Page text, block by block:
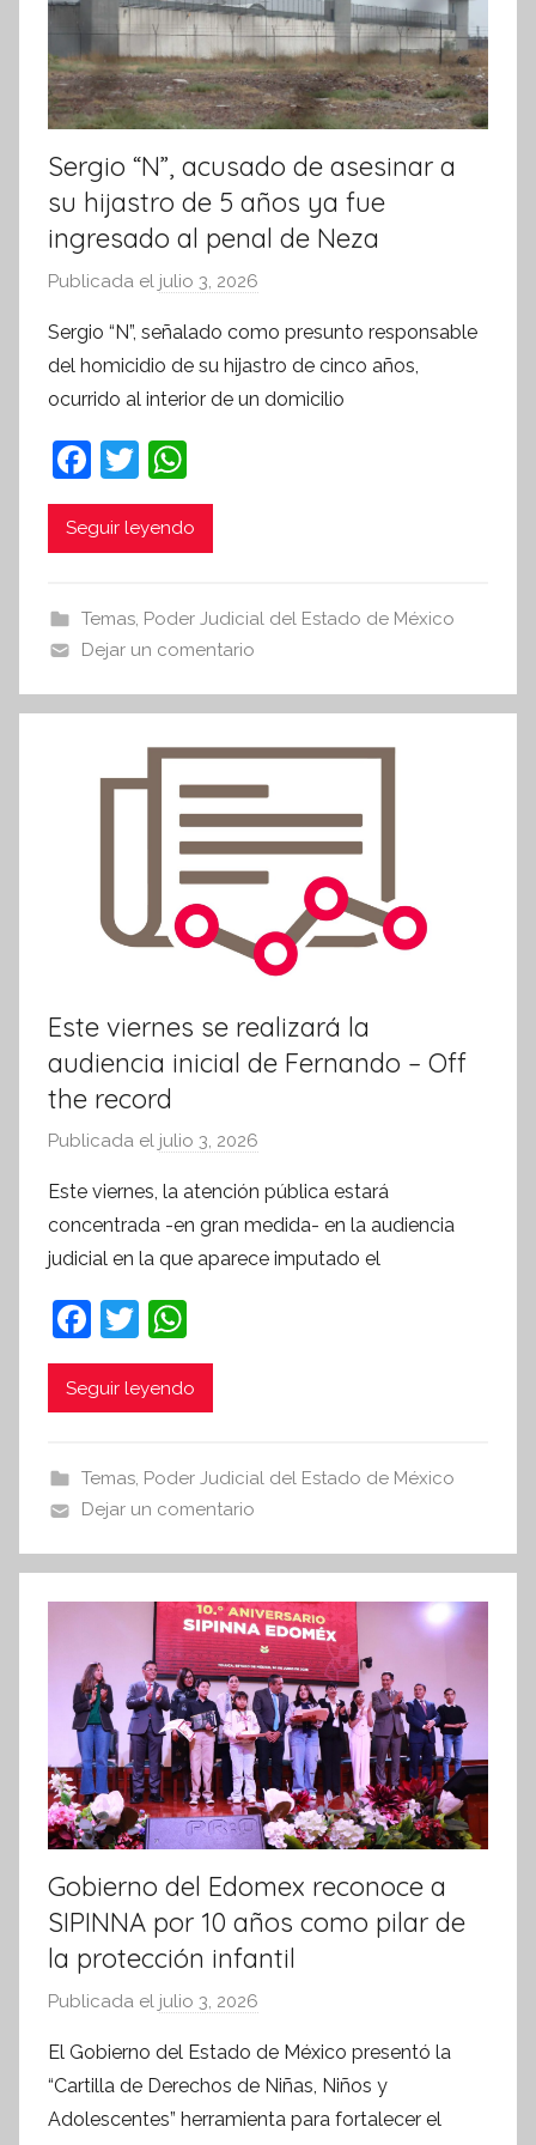
i
v
a
Sergio “N”, acusado de asesinar a
su hijastro de 5 años ya fue
ingresado al penal de Neza
Publicada el julio 3, 2026
r
S
I
o
r
m
a
t
i
a
Sergio “N”, señalado como presunto responsable
del homicidio de su hijastro de cinco años,
ocurrido al interior de un domicilio
F
a
c
b
o
o
k
T
w
itt
h
at
A
p
p
Seguir leyendo
Temas, Poder Judicial del Estado de México
Dejar un comentario
Este viernes se realizará la
audiencia inicial de Fernando – Off
the record
Publicada el julio 3, 2026
S
í
I
o
r
m
a
t
i
a
Este viernes, la atención pública estará
concentrada -en gran medida- en la audiencia
judicial en la que aparece imputado el
F
a
c
b
o
o
k
T
w
itt
h
at
A
p
p
Seguir leyendo
Temas, Poder Judicial del Estado de México
Dejar un comentario
Gobierno del Edomex reconoce a
SIPINNA por 10 años como pilar de
la protección infantil
Publicada el julio 3, 2026
r
S
í
El Gobierno del Estado de México presentó la
“Cartilla de Derechos de Niñas, Niños y
Adolescentes” herramienta para fortalecer el